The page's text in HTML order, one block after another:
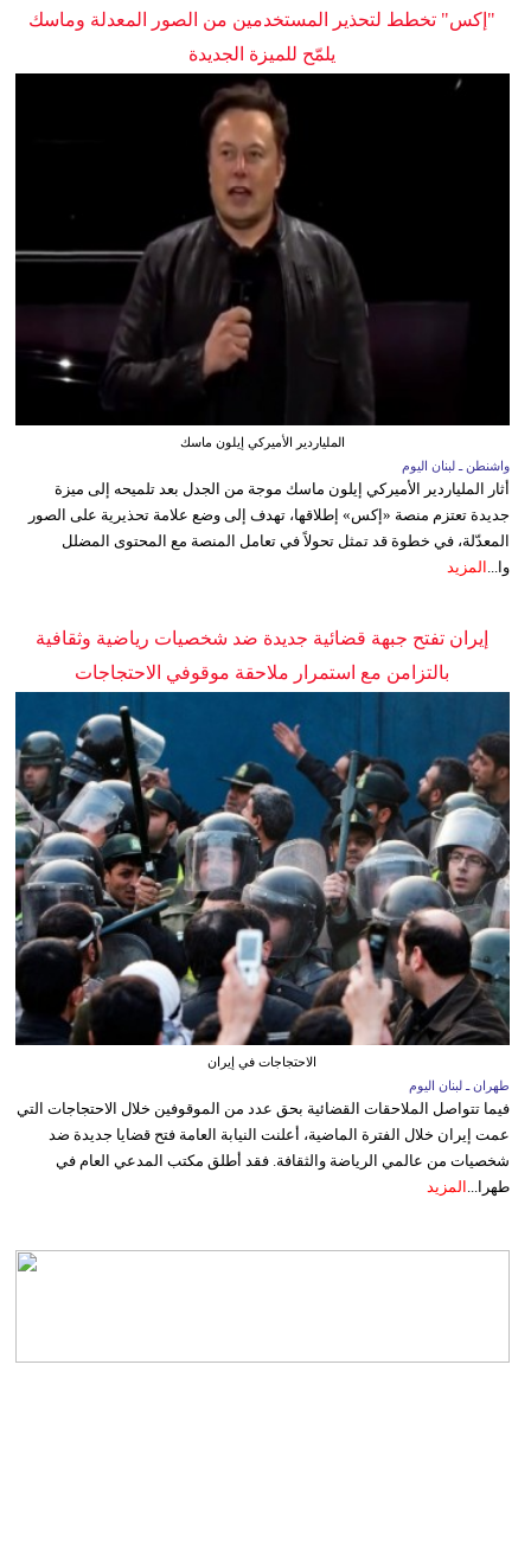
"إكس" تخطط لتحذير المستخدمين من الصور المعدلة وماسك
يلمّح للميزة الجديدة
الملياردير الأميركي إيلون ماسك
واشنطن ـ لبنان اليوم
أثار الملياردير الأميركي إيلون ماسك موجة من الجدل بعد تلميحه إلى ميزة
جديدة تعتزم منصة «إكس» إطلاقها، تهدف إلى وضع علامة تحذيرية على الصور
المعدّلة، في خطوة قد تمثل تحولاً في تعامل المنصة مع المحتوى المضلل
وا... المزيد
إيران تفتح جبهة قضائية جديدة ضد شخصيات رياضية وثقافية
بالتزامن مع استمرار ملاحقة موقوفي الاحتجاجات
الاحتجاجات في إيران
طهران ـ لبنان اليوم
فيما تتواصل الملاحقات القضائية بحق عدد من الموقوفين خلال الاحتجاجات التي
عمت إيران خلال الفترة الماضية، أعلنت النيابة العامة فتح قضايا جديدة ضد
شخصيات من عالمي الرياضة والثقافة. فقد أطلق مكتب المدعي العام في
طهرا... المزيد